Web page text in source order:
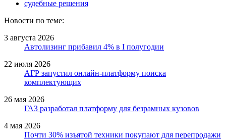
судебные решения
Новости по теме:
3 августа 2026
Автолизинг прибавил 4% в I полугодии
22 июля 2026
АГР запустил онлайн-платформу поиска
комплектующих
26 мая 2026
ГАЗ разработал платформу для безрамных кузовов
4 мая 2026
Почти 30% изъятой техники покупают для перепродажи